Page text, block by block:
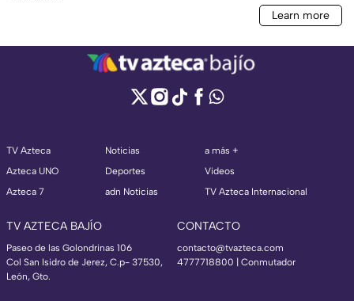
TV Azteca
Azteca UNO
Azteca 7
Noticias
Deportes
adn Noticias
a más +
Videos
TV Azteca Internacional
TV AZTECA BAJÍO
Paseo de las Golondrinas 106
Col San Isidro de Jerez, C.p- 37530,
León, Gto.
CONTACTO
contacto@tvazteca.com
4777718800 | Conmutador